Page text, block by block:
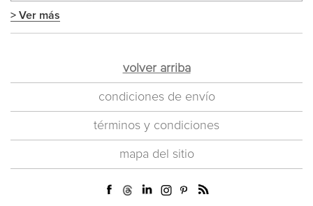
> Ver más
volver arriba
condiciones de envío
términos y condiciones
mapa del sitio